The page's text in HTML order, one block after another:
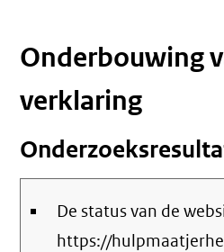
Onderbouwing
verklaring
De status van de
https://